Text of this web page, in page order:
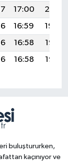
17:00
20:01
16:59
19:59
16:58
19:58
16:58 19:56
buluştururken,
kaçınıyor ve